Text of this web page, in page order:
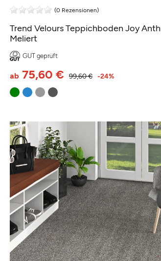
(0 Rezensionen)
Trend Velours Teppichboden Joy
Meliert
GUT geprüft
99,60 €
ab 75,60 € -24%